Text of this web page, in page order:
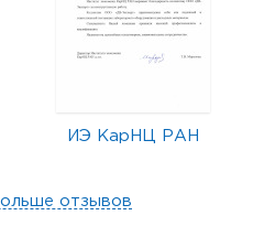
ИЭ КарНЦ РАН
отзывов